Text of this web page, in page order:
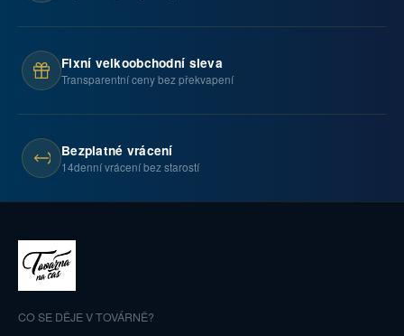
Fixní velkoobchodní sleva
Transparentní ceny bez překvapení
Bezplatné vrácení
14denní vrácení bez starostí
CO SE DĚJE V TOVÁRNĚ?